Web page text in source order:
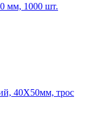
мм, 1000 шт.
40Х50мм, трос